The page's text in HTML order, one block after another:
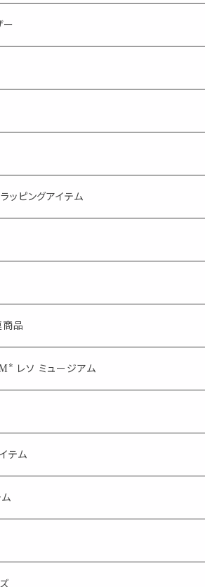
ュに
）
ワレソット
メ レソット
レンドしたアロマスプレー
町の香り
ー
ッピングアイテム
ール
装飾
ィー
商品
ス
ドル
レソ ミュージアム
イドクリップ
ージカード
鋲
テム